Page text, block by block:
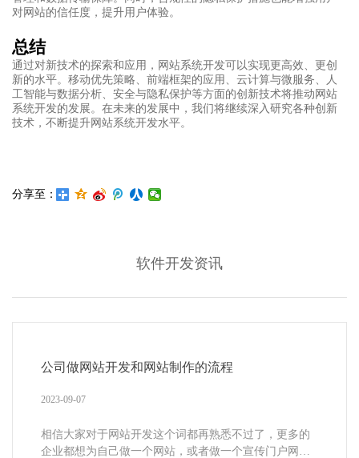
对网站的信任度，提升用户体验。
总结
通过对新技术的探索和应用，网站系统开发可以实现更高效、更创
新的水平。移动优先策略、前端框架的应用、云计算与微服务、人
工智能与数据分析、安全与隐私保护等方面的创新技术将推动网站
系统开发的发展。在未来的发展中，我们将继续深入研究各种创新
技术，不断提升网站系统开发水平。
分享至：
软件开发资讯
公司做网站开发和网站制作的流程
2023-09-07
相信大家对于网站开发这个词都再熟悉不过了，更多的
企业都想为自己做一个网站，或者做一个宣传门户网